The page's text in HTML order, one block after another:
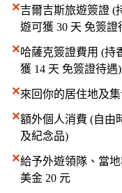
✕吉爾吉斯旅遊簽證 (
遊可獲 30 天 免簽
✕哈薩克簽證費用 (持
獲 14 天 免簽證待遇
✕來回你的居住地及
✕額外個人消費 (自由
及紀念品)
✕給予外遊領隊、當
美金 20 元